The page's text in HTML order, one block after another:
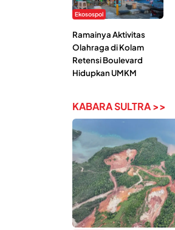
Ekosospol
Ramainya Aktivitas
Olahraga di Kolam
Retensi Boulevard
Hidupkan UMKM
KABARA SULTRA >>